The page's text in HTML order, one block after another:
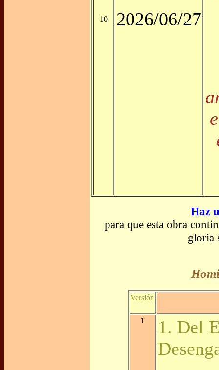
10 2026/06/27
Haz
para que esta obra
gloria
Versión
1
1. Del